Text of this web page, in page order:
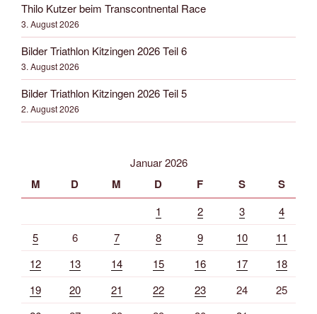
Thilo Kutzer beim Transcontnental Race
3. August 2026
Bilder Triathlon Kitzingen 2026 Teil 6
3. August 2026
Bilder Triathlon Kitzingen 2026 Teil 5
2. August 2026
Januar 2026
M D M D F S S
1 2 3
4
5
6 7 8 9 10
11
12
13 14 15 16 17
18
19
20 21 22 23 24
25